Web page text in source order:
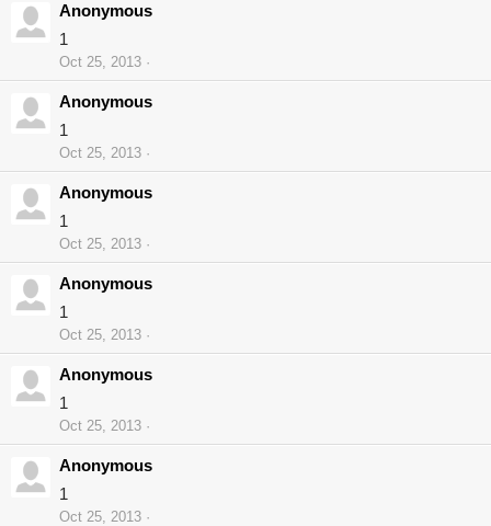
Anonymous
1
Oct 25, 2013
Anonymous
1
Oct 25, 2013
Anonymous
1
Oct 25, 2013
Anonymous
1
Oct 25, 2013
Anonymous
1
Oct 25, 2013
Anonymous
1
Oct 25, 2013